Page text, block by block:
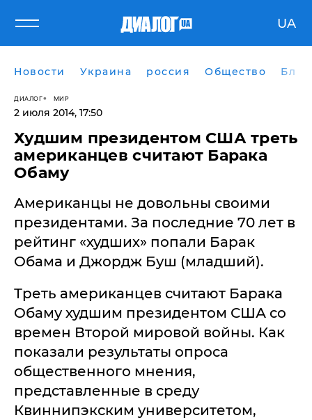
UA
Новости Украина россия Общество
ДИАЛОГ МИР
2 июля 2014, 17:50
Худшим президентом США треть
американцев считают Барака
Обаму
Американцы не довольны своими
президентами. За последние 70 лет в
рейтинг «худших» попали Барак
Обама и Джордж Буш (младший).
Треть американцев считают Барака
Обаму худшим президентом США со
времен Второй мировой войны. Как
показали результаты опроса
общественного мнения,
представленные в среду
Квиннипэкским университетом,